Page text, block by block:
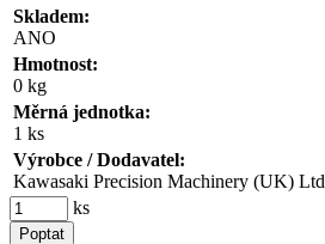
Skladem:
ANO
Hmotnost:
0 kg
Měrná jednotka:
1 ks
Výrobce / Dodavatel:
Kawasaki Precision Machinery (UK) Ltd
ks
Poptat